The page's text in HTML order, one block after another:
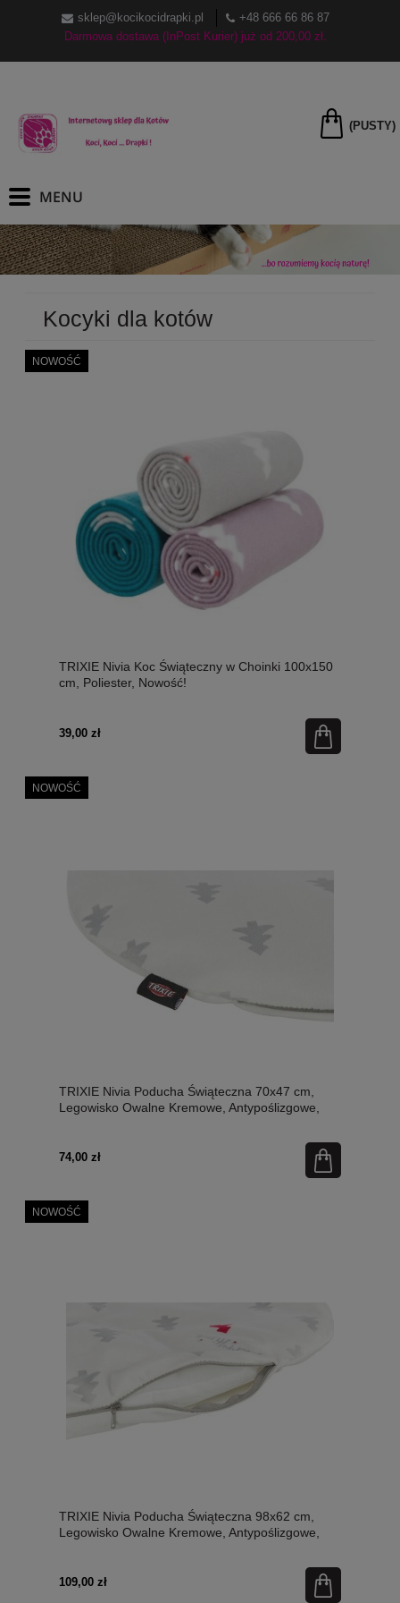
sklep@kocikocidrapki.pl
+48 666 66 86 87
Darmowa dostawa (InPost Kurier) już od 200,00 zł.
(PUSTY)
Kocyki dla kotów
TRIXIE Nivia Koc Świąteczny w Choinki 100x150
cm, Poliester, Nowość!
39,00 zł
NOWOŚĆ
TRIXIE Nivia Poducha Świąteczna 70x47 cm,
Legowisko Owalne Kremowe, Antypoślizgowe,
74,00 zł
NOWOŚĆ
TRIXIE Nivia Poducha Świąteczna 98x62 cm,
Legowisko Owalne Kremowe, Antypoślizgowe,
109,00 zł
NOWOŚĆ